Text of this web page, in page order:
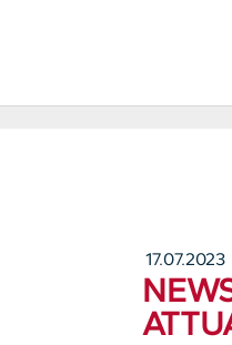
17.07.2023